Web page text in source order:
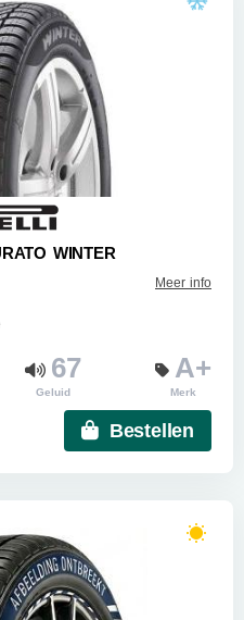
WINTER
Meer info
67
Geluid
A+
Merk
Bestellen